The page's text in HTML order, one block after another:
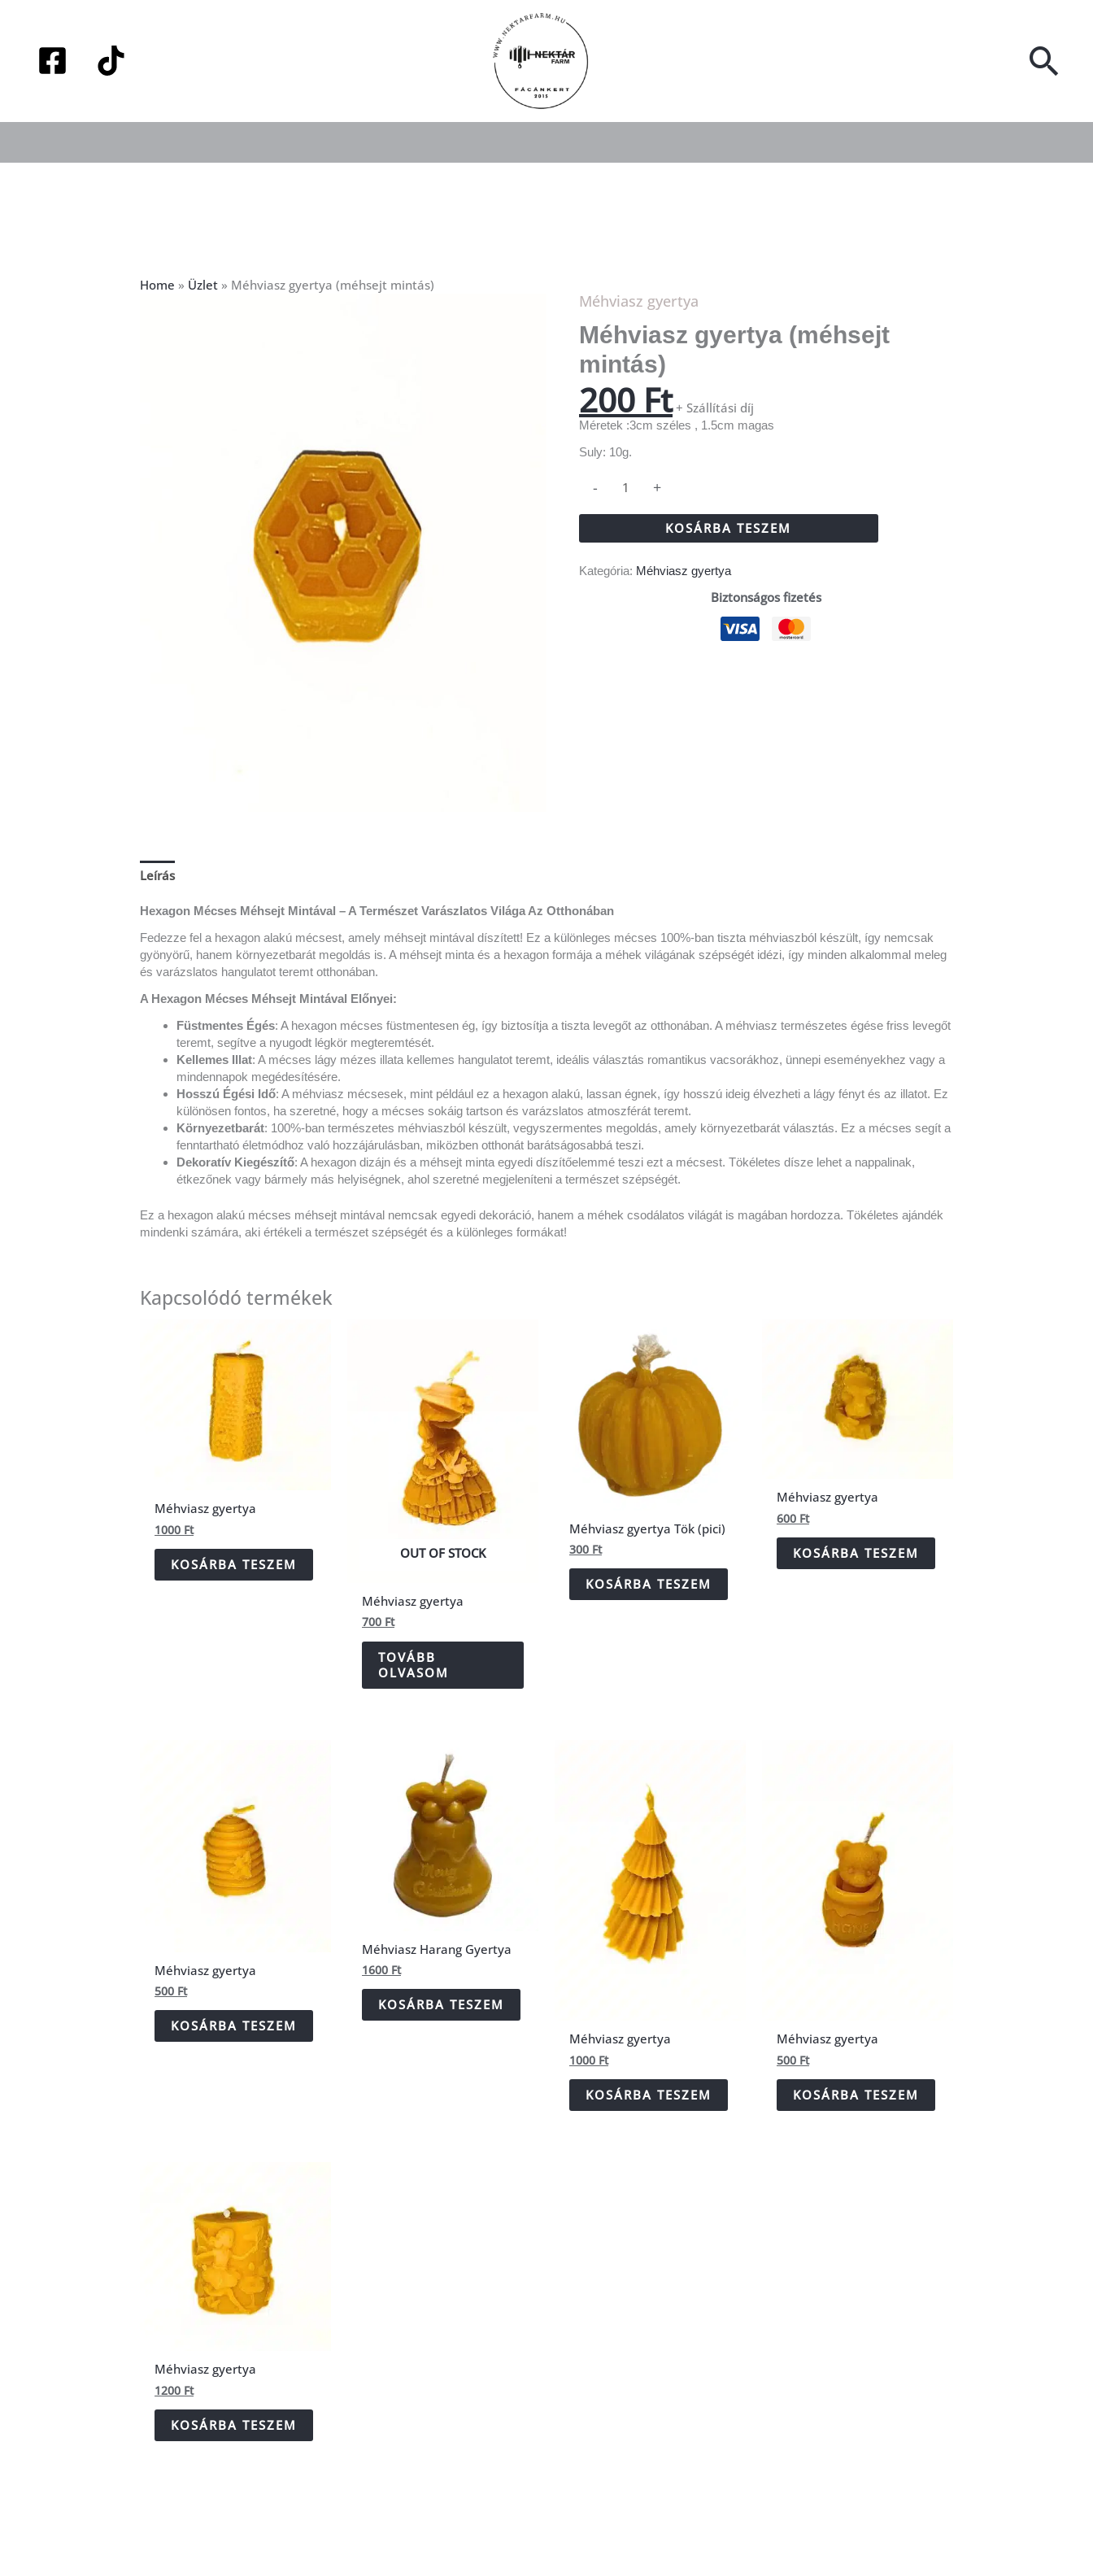
Home » Üzlet » Méhviasz gyertya (méhsejt mintás)
Méhviasz gyertya
Méhviasz gyertya (méhsejt
mintás)
200 Ft + Szállítási díj
Méretek :3cm széles , 1.5cm magas
Suly: 10g.
-
Méhviasz
(méhsejt
mintás)
mennyiség
+
KOSÁRBA TESZEM
Kategória: Méhviasz gyertya
Biztonságos fizetés
Leírás
Hexagon Mécses Méhsejt Mintával – A Természet Varászlatos Világa Az Otthonában
Fedezze fel a hexagon alakú mécsest, amely méhsejt mintával díszített! Ez a különleges mécses 100%-ban tiszta méhviaszból készült, így nemcsak
gyönyörű, hanem környezetbarát megoldás is. A méhsejt minta és a hexagon formája a méhek világának szépségét idézi, így minden alkalommal meleg
és varázslatos hangulatot teremt otthonában.
A Hexagon Mécses Méhsejt Mintával Előnyei:
Füstmentes Égés: A hexagon mécses füstmentesen ég, így biztosítja a tiszta levegőt az otthonában. A méhviasz természetes égése friss levegőt
teremt, segítve a nyugodt légkör megteremtését.
Kellemes Illat: A mécses lágy mézes illata kellemes hangulatot teremt, ideális választás romantikus vacsorákhoz, ünnepi eseményekhez vagy a
mindennapok megédesítésére.
Hosszú Égési Idő: A méhviasz mécsesek, mint például ez a hexagon alakú, lassan égnek, így hosszú ideig élvezheti a lágy fényt és az illatot. Ez
különösen fontos, ha szeretné, hogy a mécses sokáig tartson és varázslatos atmoszférát teremt.
Környezetbarát: 100%-ban természetes méhviaszból készült, vegyszermentes megoldás, amely környezetbarát választás. Ez a mécses segít a
fenntartható életmódhoz való hozzájárulásban, miközben otthonát barátságosabbá teszi.
Dekoratív Kiegészítő: A hexagon dizájn és a méhsejt minta egyedi díszítőelemmé teszi ezt a mécsest. Tökéletes dísze lehet a nappalinak,
étkezőnek vagy bármely más helyiségnek, ahol szeretné megjeleníteni a természet szépségét.
Ez a hexagon alakú mécses méhsejt mintával nemcsak egyedi dekoráció, hanem a méhek csodálatos világát is magában hordozza. Tökéletes ajándék
mindenki számára, aki értékeli a természet szépségét és a különleges formákat!
Kapcsolódó termékek
Méhviasz gyertya
1000 Ft
KOSÁRBA TESZEM
OUT OF STOCK
Méhviasz gyertya
700 Ft
TOVÁBB
OLVASOM
Méhviasz gyertya Tök (pici)
300 Ft
KOSÁRBA TESZEM
Méhviasz gyertya
600 Ft
KOSÁRBA TESZEM
Méhviasz gyertya
500 Ft
KOSÁRBA TESZEM
Méhviasz Harang Gyertya
1600 Ft
KOSÁRBA TESZEM
Méhviasz gyertya
1000 Ft
KOSÁRBA TESZEM
Méhviasz gyertya
500 Ft
KOSÁRBA TESZEM
Méhviasz gyertya
1200 Ft
KOSÁRBA TESZEM